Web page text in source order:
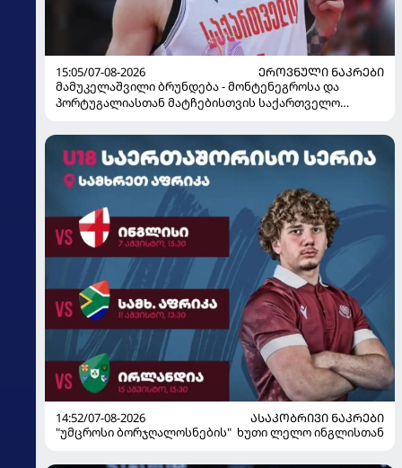
15:05/07-08-2026
ᲔᲠᲝᲕᲜᲣᲚᲘ ᲜᲐᲙᲠᲔᲑᲘ
მამუკელაშვილი ბრუნდება - მონტენეგროსა და
პორტუგალიასთან მატჩებისთვის საქართველო
14:52/07-08-2026
ᲐᲡᲐᲙᲝᲑᲠᲘᲕᲘ ᲜᲐᲙᲠᲔᲑᲘ
"უმცროსი ბორჯღალოსნების" ხუთი ლელო ინგლისთან